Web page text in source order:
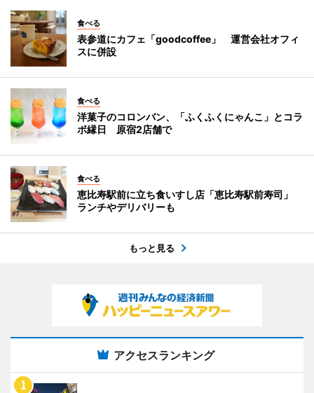
食べる
表参道にカフェ「goodcoffee」 運営会社オフィ
スに併設
食べる
洋菓子のコロンバン、「ふくふくにゃんこ」とコラ
ボ縁日 原宿2店舗で
食べる
恵比寿駅前に立ち食いすし店「恵比寿駅前寿司」
ランチやデリバリーも
もっと見る
アクセスランキング